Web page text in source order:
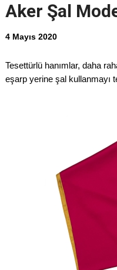
Aker Şal
4 Mayıs 2020
Tesettürlü hanımlar, daha
eşarp yerine şal kullanmayı